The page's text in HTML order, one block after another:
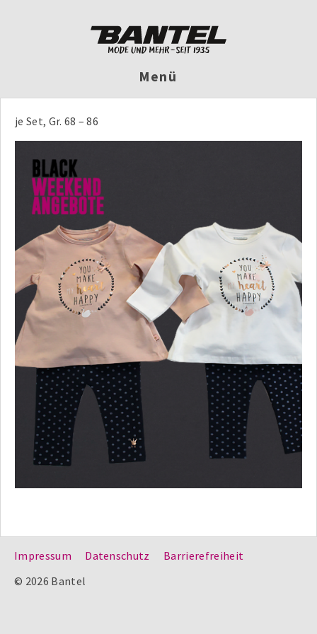
Menü
je Set, Gr. 68 – 86
Impressum Datenschutz
Barrierefreiheit
© 2026 Bantel